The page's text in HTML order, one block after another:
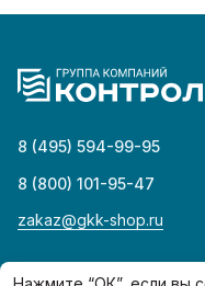
8 (495) 594-99-95
8 (800) 101-95-47
zakaz@gkk-shop.ru